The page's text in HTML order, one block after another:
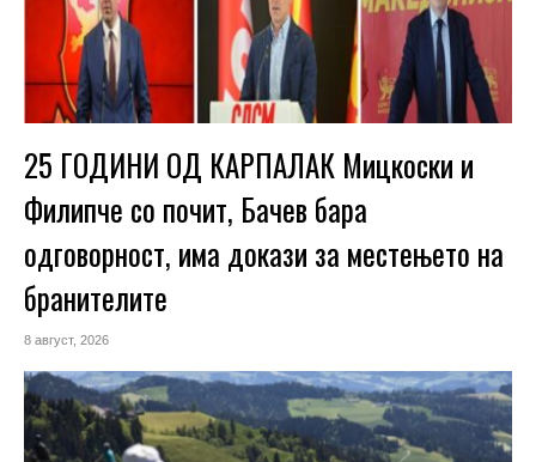
25 ГОДИНИ ОД КАРПАЛАК Мицкоски и
Филипче со почит, Бачев бара
одговорност, има докази за местењето на
бранителите
8 август, 2026